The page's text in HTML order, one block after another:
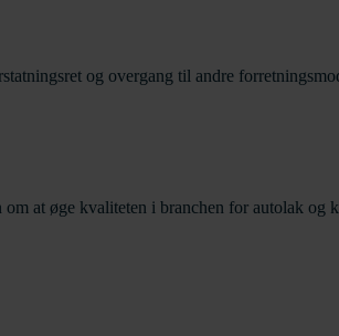
og overgang til andre
at øge kvaliteten i branchen for autolak og